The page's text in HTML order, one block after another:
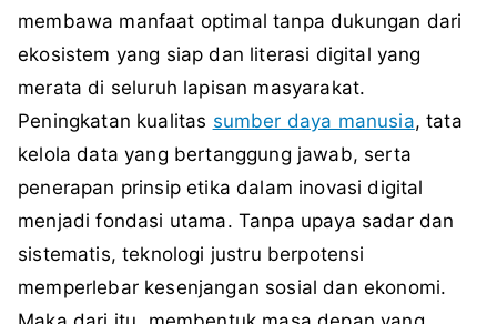
membawa manfaat optimal tanpa dukungan dari
ekosistem yang siap dan literasi digital yang
merata di seluruh lapisan masyarakat.
Peningkatan kualitas sumber daya manusia, tata
kelola data yang bertanggung jawab, serta
penerapan prinsip etika dalam inovasi digital
menjadi fondasi utama. Tanpa upaya sadar dan
sistematis, teknologi justru berpotensi
memperlebar kesenjangan sosial dan ekonomi.